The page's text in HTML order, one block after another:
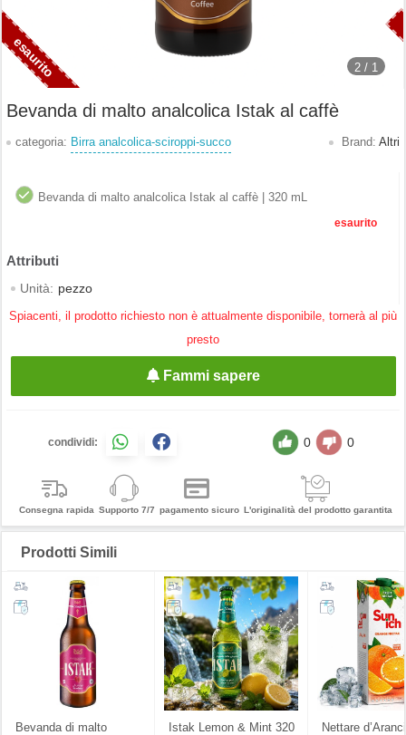
2 / 1
Bevanda di malto analcolica Istak al caffè
categoria: Birra analcolica-sciroppi-succo Brand: Altri
Bevanda di malto analcolica Istak al caffè | 320 mL
esaurito
Unità: pezzo
Spiacenti, il prodotto richiesto non è attualmente disponibile, tornerà al più
presto
Fammi sapere
condividi: 0 0
Consegna rapida Supporto 7/7 pagamento sicuro L'originalità del prodotto garantita
Prodotti Simili
Bevanda di malto
Istak Lemon & Mint 320
Nettare